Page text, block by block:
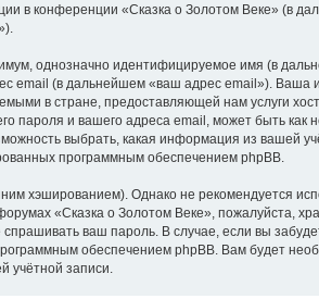
в конференции «Сказка о Золотом Веке» (в
однозначно идентифицируемое имя (в
email (в дальнейшем «ваш адрес email»).
в стране, предоставляющей нам услуги
пароля и вашего адреса email, может быть
выбрать, какая информация из вашей
программным обеспечением phpBB.
хэшированием). Однако не рекомендуется
«Сказка о Золотом Веке», пожалуйста,
ваш пароль. В случае, если вы
обеспечением phpBB. Вам будет
учётной записи.